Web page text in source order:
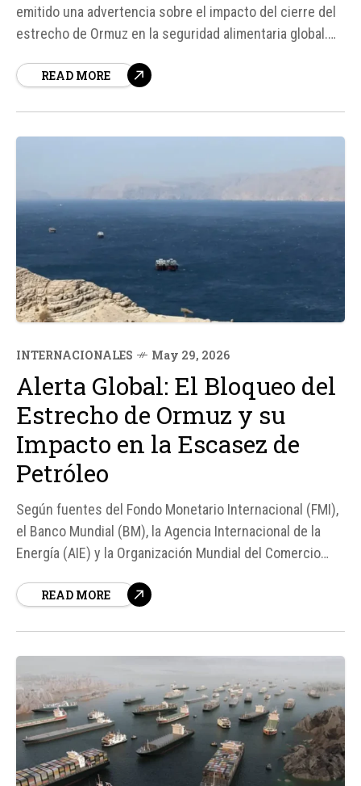
emitido una advertencia sobre el impacto del cierre del
estrecho de Ormuz en la seguridad alimentaria global.
cierre de esta ruta estratégica para el comercio
READ MORE
INTERNACIONALES May 29, 2026
Alerta Global: El Bloqueo del
Estrecho de Ormuz y su
Impacto en la Escasez de
Petróleo
Según fuentes del Fondo Monetario Internacional (FMI),
el Banco Mundial (BM), la Agencia Internacional de la
Energía (AIE) y la Organización Mundial del Comercio
guerra entre Estados Unidos, Israel e Irán ha generado
READ MORE